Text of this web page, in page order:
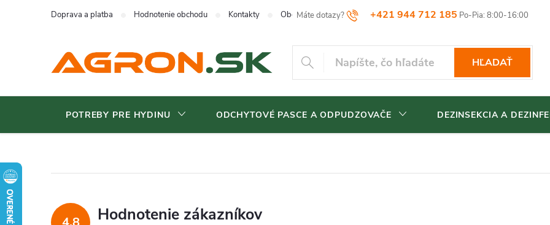
+421 944 712 185
Doprava a platba Hodnotenie obchodu Kontakty Obchodné podmienky Reklamačný poriadok Vrátenia tovaru
HĽADAŤ
POTREBY PRE HYDINU ODCHYTOVÉ PASCE A ODPUDZOVAČE DEZINSEKCIA A
Hodnotenie zákazníkov